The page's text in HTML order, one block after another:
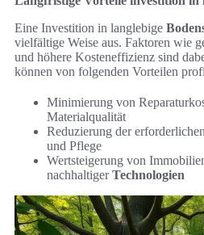
Eine Investition in langlebige
vielfältige Weise aus. Faktoren wie
und höhere Kosteneffizienz sind
können von folgenden Vorteilen
Minimierung von
Materialqualität
Reduzierung der
und Pflege
Wertsteigerung von
nachhaltigerTechnologien